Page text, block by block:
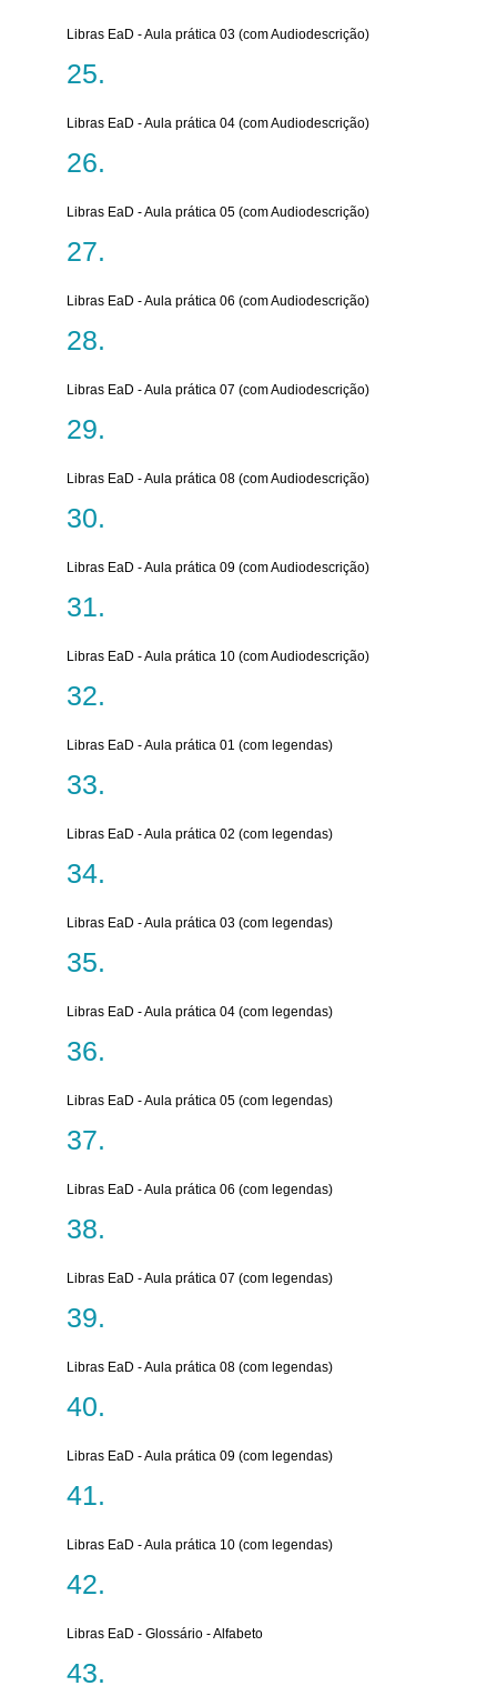
Libras EaD - Aula prática 03 (com Audiodescrição)
Libras EaD - Aula prática 04 (com Audiodescrição)
Libras EaD - Aula prática 05 (com Audiodescrição)
Libras EaD - Aula prática 06 (com Audiodescrição)
Libras EaD - Aula prática 07 (com Audiodescrição)
Libras EaD - Aula prática 08 (com Audiodescrição)
Libras EaD - Aula prática 09 (com Audiodescrição)
Libras EaD - Aula prática 10 (com Audiodescrição)
Libras EaD - Aula prática 01 (com legendas)
Libras EaD - Aula prática 02 (com legendas)
Libras EaD - Aula prática 03 (com legendas)
Libras EaD - Aula prática 04 (com legendas)
Libras EaD - Aula prática 05 (com legendas)
Libras EaD - Aula prática 06 (com legendas)
Libras EaD - Aula prática 07 (com legendas)
Libras EaD - Aula prática 08 (com legendas)
Libras EaD - Aula prática 09 (com legendas)
Libras EaD - Aula prática 10 (com legendas)
Libras EaD - Glossário - Alfabeto